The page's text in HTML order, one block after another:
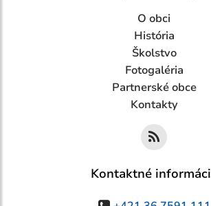
O obci
História
Školstvo
Fotogaléria
Partnerské obce
Kontakty
Kontaktné